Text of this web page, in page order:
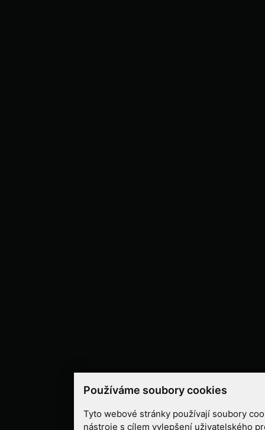
Používáme soubory cookies
Tyto webové stránky používají soubory
nástroje s cílem vylepšení uživatelského